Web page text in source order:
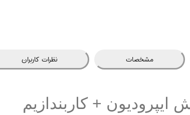
مشخصات نظرات کاربران
+ کاربندازیم